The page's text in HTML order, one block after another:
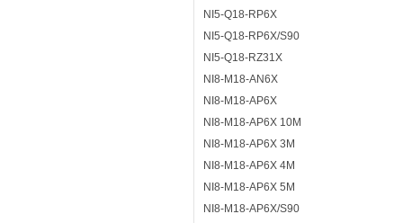
NI5-Q18-RP6X
NI5-Q18-RP6X/S90
NI5-Q18-RZ31X
NI8-M18-AN6X
NI8-M18-AP6X
NI8-M18-AP6X 10M
NI8-M18-AP6X 3M
NI8-M18-AP6X 4M
NI8-M18-AP6X 5M
NI8-M18-AP6X/S90